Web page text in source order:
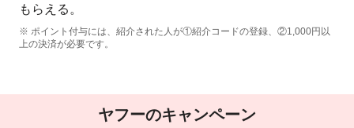
もらえる。
※ ポイント付与には、紹介された人が①紹介コードの登録、②1,000円以
上の決済が必要です。
ヤフーのキャンペーン